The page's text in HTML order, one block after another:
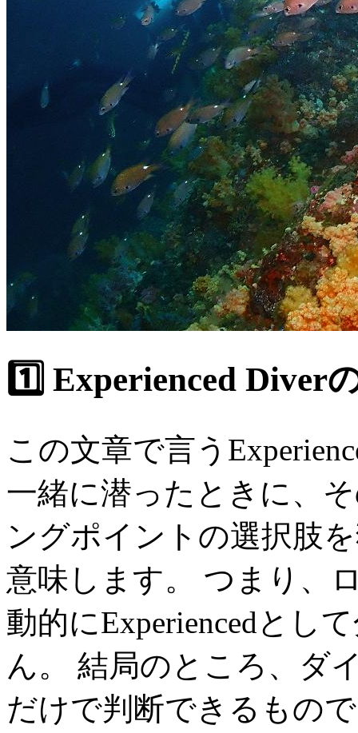
1️⃣ Experienced Diver
この文章で言う
一緒に潜ったときに、
ングポイントの選択肢
意味します。 つまり、
動的にExperiencedとし
ん。 結局のところ、ダ
だけで判断できるもの